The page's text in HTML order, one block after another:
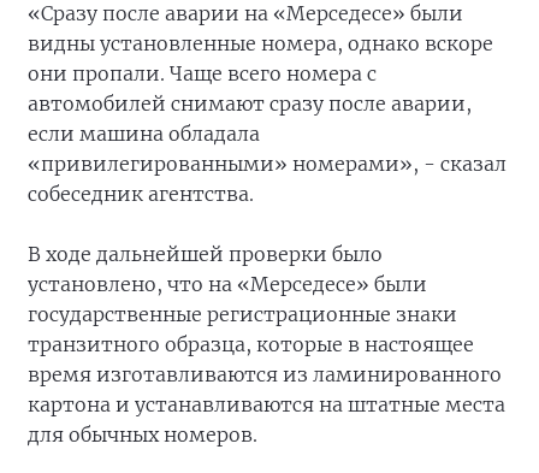
«Сразу после аварии на «Мерседесе» были
видны установленные номера, однако вскоре
они пропали. Чаще всего номера с
автомобилей снимают сразу после аварии,
если машина обладала
«привилегированными» номерами», - сказал
собеседник агентства.
В ходе дальнейшей проверки было
установлено, что на «Мерседесе» были
государственные регистрационные знаки
транзитного образца, которые в настоящее
время изготавливаются из ламинированного
картона и устанавливаются на штатные места
для обычных номеров.